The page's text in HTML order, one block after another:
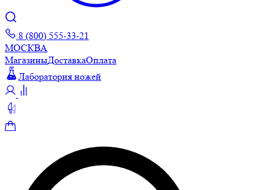
8 (800) 555-33-21
МОСКВА
МагазиныДоставкаОплата
Лаборатория ножей